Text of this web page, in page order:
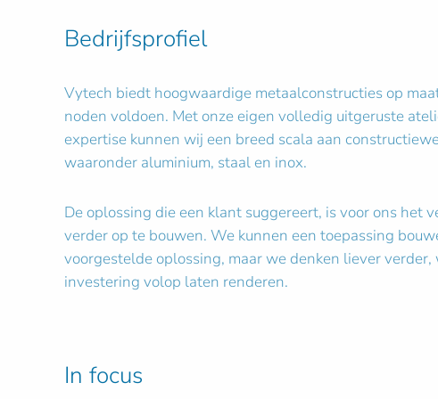
Bedrijfsprofiel
Vytech biedt hoogwaardige metaalconstructies op
noden voldoen. Met onze eigen volledig uitgeruste
expertise kunnen wij een breed scala aan
waaronder aluminium, staal en inox.
De oplossing die een klant suggereert, is voor ons het
verder op te bouwen. We kunnen een toepassing
voorgestelde oplossing, maar we denken liever
investering volop laten renderen.
In focus